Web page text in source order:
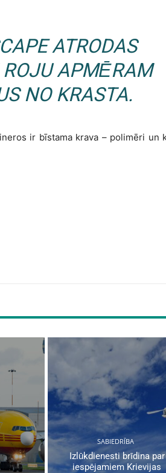
ATRODAS
APMĒRAM
NO KRASTA.
ir bīstama krava – polimēri un
SABIEDRĪBA
Izlūkdienesti brīdina par
iespējamiem Krievijas